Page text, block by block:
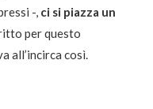
-, ci si piazza un
per questo
all’incirca così.